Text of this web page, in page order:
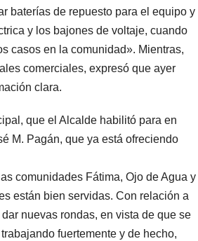
baterías de repuesto para el equipo y
y los bajones de voltaje, cuando
casos en la comunidad». Mientras,
comerciales, expresó que ayer
clara.
que el Alcalde habilitó para en
M. Pagán, que ya está ofreciendo
comunidades Fátima, Ojo de Agua y
están bien servidas. Con relación a
nuevas rondas, en vista de que se
fuertemente y de hecho,